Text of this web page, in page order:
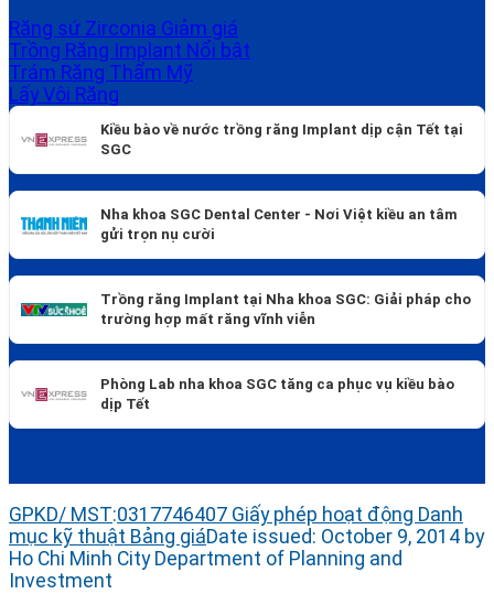
Răng sứ Zirconia
Trồng Răng Implant
Trám Răng Thẩm Mỹ
Lấy Vôi Răng
Kiều bào về nước trồng răng Implant dịp cận Tết tại
SGC
Nha khoa SGC Dental Center - Nơi Việt kiều an tâm
gửi trọn nụ cười
Trồng răng Implant tại Nha khoa SGC: Giải pháp cho
trường hợp mất răng vĩnh viễn
Phòng Lab nha khoa SGC tăng ca phục vụ kiều bào
dịp Tết
GPKD/ MST:0317746407 Giấy phép hoạt động Danh
mục kỹ thuật Bảng giáDate issued: October 9, 2014 by
Ho Chi Minh City Department of Planning and
Investment